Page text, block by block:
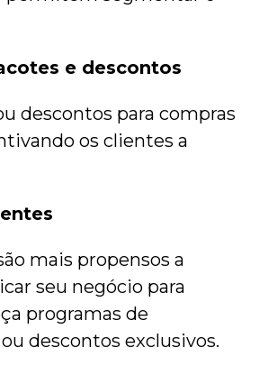
e descontos
descontos para compras
os clientes a
mais propensos a
seu negócio para
programas de
descontos exclusivos.